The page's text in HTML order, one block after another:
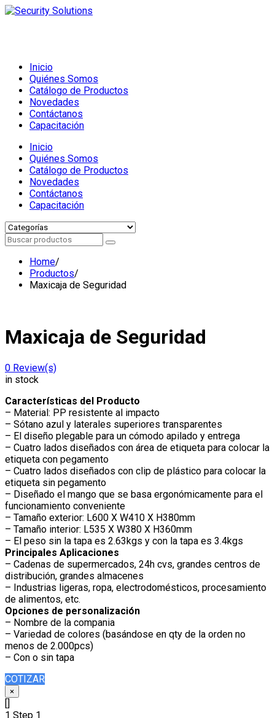
Inicio
Quiénes Somos
Catálogo de Productos
Novedades
Contáctanos
Capacitación
Inicio
Quiénes Somos
Catálogo de Productos
Novedades
Contáctanos
Capacitación
Home/
Productos/
Maxicaja de Seguridad
Maxicaja de Seguridad
0 Review(s)
in stock
Características del Producto
– Material: PP resistente al impacto
– Sótano azul y laterales superiores transparentes
– El diseño plegable para un cómodo apilado y entrega
– Cuatro lados diseñados con área de etiqueta para colocar la
etiqueta con pegamento
– Cuatro lados diseñados con clip de plástico para colocar la
etiqueta sin pegamento
– Diseñado el mango que se basa ergonómicamente para el
funcionamiento conveniente
– Tamaño exterior: L600 X W410 X H380mm
– Tamaño interior: L535 X W380 X H360mm
– El peso sin la tapa es 2.63kgs y con la tapa es 3.4kgs
Principales Aplicaciones
– Cadenas de supermercados, 24h cvs, grandes centros de
distribución, grandes almacenes
– Industrias ligeras, ropa, electrodomésticos, procesamiento
de alimentos, etc.
Opciones de personalización
– Nombre de la compania
– Variedad de colores (basándose en qty de la orden no
menos de 2.000pcs)
– Con o sin tapa
COTIZAR
×
[]
1 Step 1